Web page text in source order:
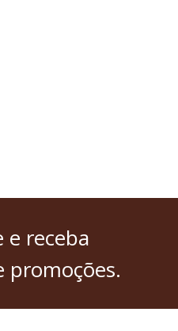
e receba
promoções.